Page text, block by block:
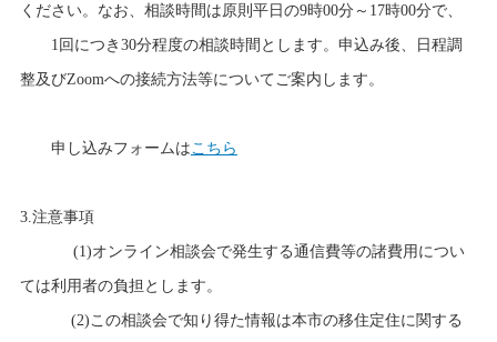
ください。なお、 相談時間は原則平日の9時00分～17時00分で、
1回につき30分程度の相談時間とします。申込み後、日程調
整及びZoomへの接続方法等についてご案内します。
申し込みフォームは こちら
3.注意事項
(1)オンライン相談会で発生する通信費等の諸費用につい
ては利用者の負担とします。
(2)この相談会で知り得た情報は本市の移住定住に関する